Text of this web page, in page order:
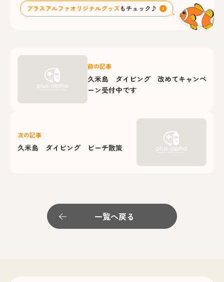
前の記事
久米島 ダイビング 改めてキャンペ
ーン受付中です
次の記事
久米島 ダイビング ビーチ散策
一覧へ戻る